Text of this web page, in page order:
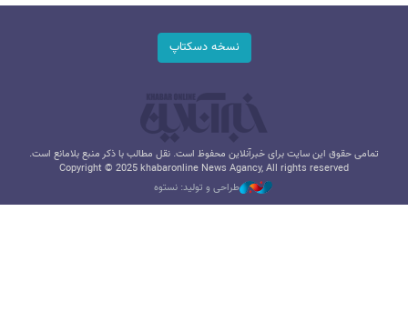
نسخه دسکتاپ
تمامی حقوق این سایت برای خبرآنلاین محفوظ است. نقل مطالب با ذکر منبع بلامانع است.
Copyright © 2025 khabaronline News Agancy, All rights reserved
طراحی و تولید: نستوه